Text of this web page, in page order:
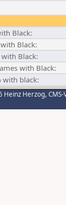
Black:
Black:
with Black:
with Black:
with black:
Heinz Herzog,